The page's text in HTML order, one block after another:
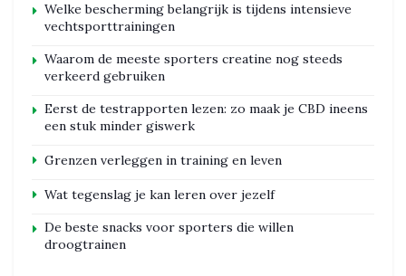
Welke bescherming belangrijk is tijdens intensieve
vechtsporttrainingen
Waarom de meeste sporters creatine nog steeds
verkeerd gebruiken
Eerst de testrapporten lezen: zo maak je CBD ineens
een stuk minder giswerk
Grenzen verleggen in training en leven
Wat tegenslag je kan leren over jezelf
De beste snacks voor sporters die willen
droogtrainen